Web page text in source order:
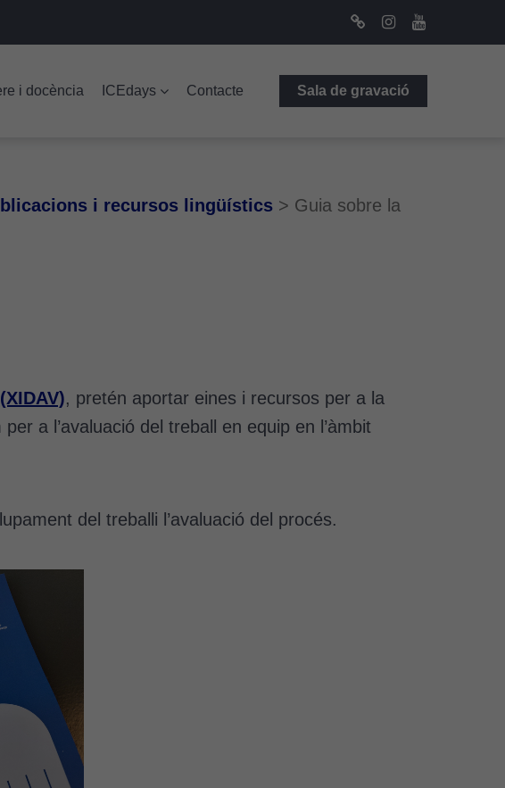
i docència ICEdays Contacte Sala de gravació
i recursos lingüístics > Guia sobre la
, pretén aportar eines i recursos per a la
a l’avaluació del treball en equip en l’àmbit
del treballi l’avaluació del procés.